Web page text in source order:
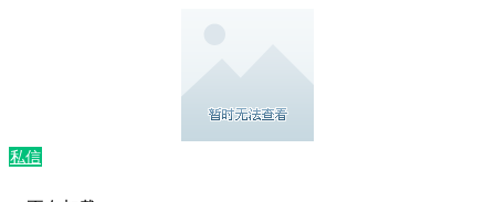
私信